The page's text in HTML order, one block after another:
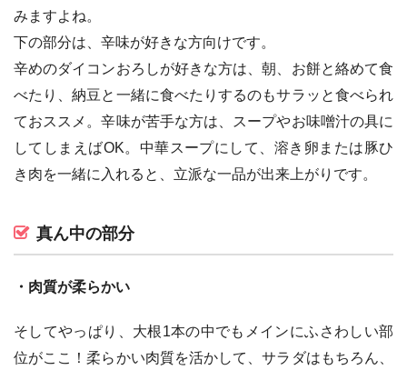
みますよね。
下の部分は、辛味が好きな方向けです。
辛めのダイコンおろしが好きな方は、朝、お餅と絡めて食
べたり、納豆と一緒に食べたりするのもサラッと食べられ
ておススメ。辛味が苦手な方は、スープやお味噌汁の具に
してしまえばOK。中華スープにして、溶き卵または豚ひ
き肉を一緒に入れると、立派な一品が出来上がりです。
真ん中の部分
・肉質が柔らかい
そしてやっぱり、大根1本の中でもメインにふさわしい部
位がここ！柔らかい肉質を活かして、サラダはもちろん、